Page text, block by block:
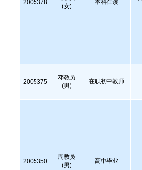
2005378
(女)
本科在读
2005375
邓教员
(男)
在职初中教师
2005350
周教员
(男)
高中毕业